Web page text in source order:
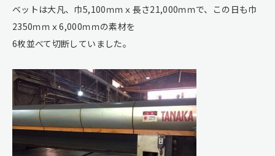
ベットは大凡、巾5,100ｍｍｘ長さ21,000ｍｍで、この日も巾
2350ｍｍｘ6,000ｍｍの素材を
6枚並べて切断していました。